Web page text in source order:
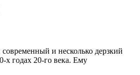
и несколько дерзкий
х годах 20-го века. Ему